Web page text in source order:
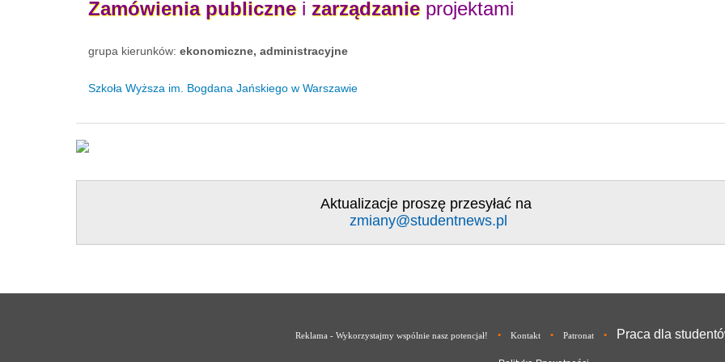
Zamówienia publicznei zarządzanieprojektami
grupa kierunków: ekonomiczne, administracyjne
Szkoła Wyższa im. Bogdana Jańskiego w Warszawie
Aktualizacje proszę przesyłać na
zmiany@studentnews.pl
Reklama - Wykorzystajmy wspólnie nasz potencjał! • Kontakt • Patronat • Praca dla